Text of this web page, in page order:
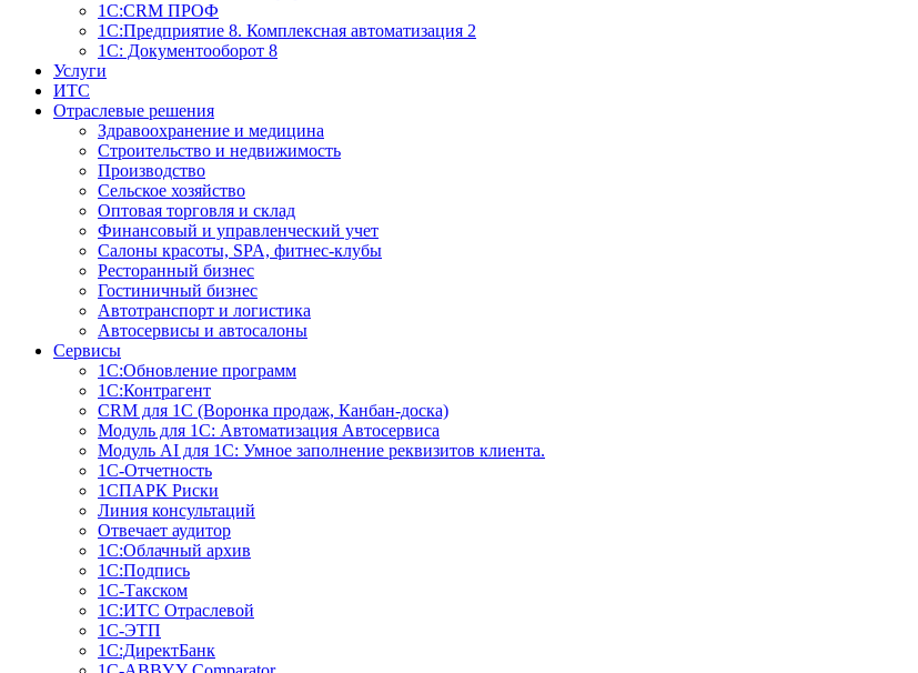
1С:CRM ПРОФ
1С:Предприятие 8. Комплексная автоматизация 2
1С: Документооборот 8
Услуги
ИТС
Отраслевые решения
Здравоохранение и медицина
Строительство и недвижимость
Производство
Сельское хозяйство
Оптовая торговля и склад
Финансовый и управленческий учет
Салоны красоты, SPA, фитнес-клубы
Ресторанный бизнес
Гостиничный бизнес
Автотранспорт и логистика
Автосервисы и автосалоны
Сервисы
1С:Обновление программ
1С:Контрагент
CRM для 1С (Воронка продаж, Канбан-доска)
Модуль для 1С: Автоматизация Автосервиса
Модуль AI для 1С: Умное заполнение реквизитов клиента.
1С-Отчетность
1СПАРК Риски
Линия консультаций
Отвечает аудитор
1С:Облачный архив
1С:Подпись
1С-Такском
1С:ИТС Отраслевой
1С-ЭТП
1С:ДиректБанк